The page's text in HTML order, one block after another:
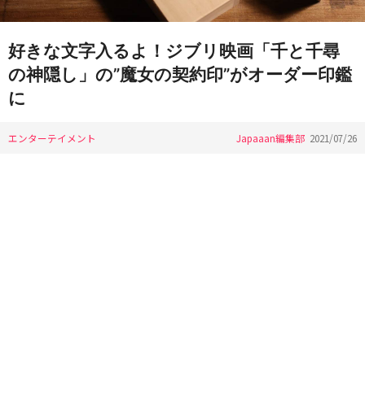
好きな文字入るよ！ジブリ映画「千と千尋
の神隠し」の”魔女の契約印”がオーダー印鑑
に
エンターテイメント Japaaan編集部 2021/07/26